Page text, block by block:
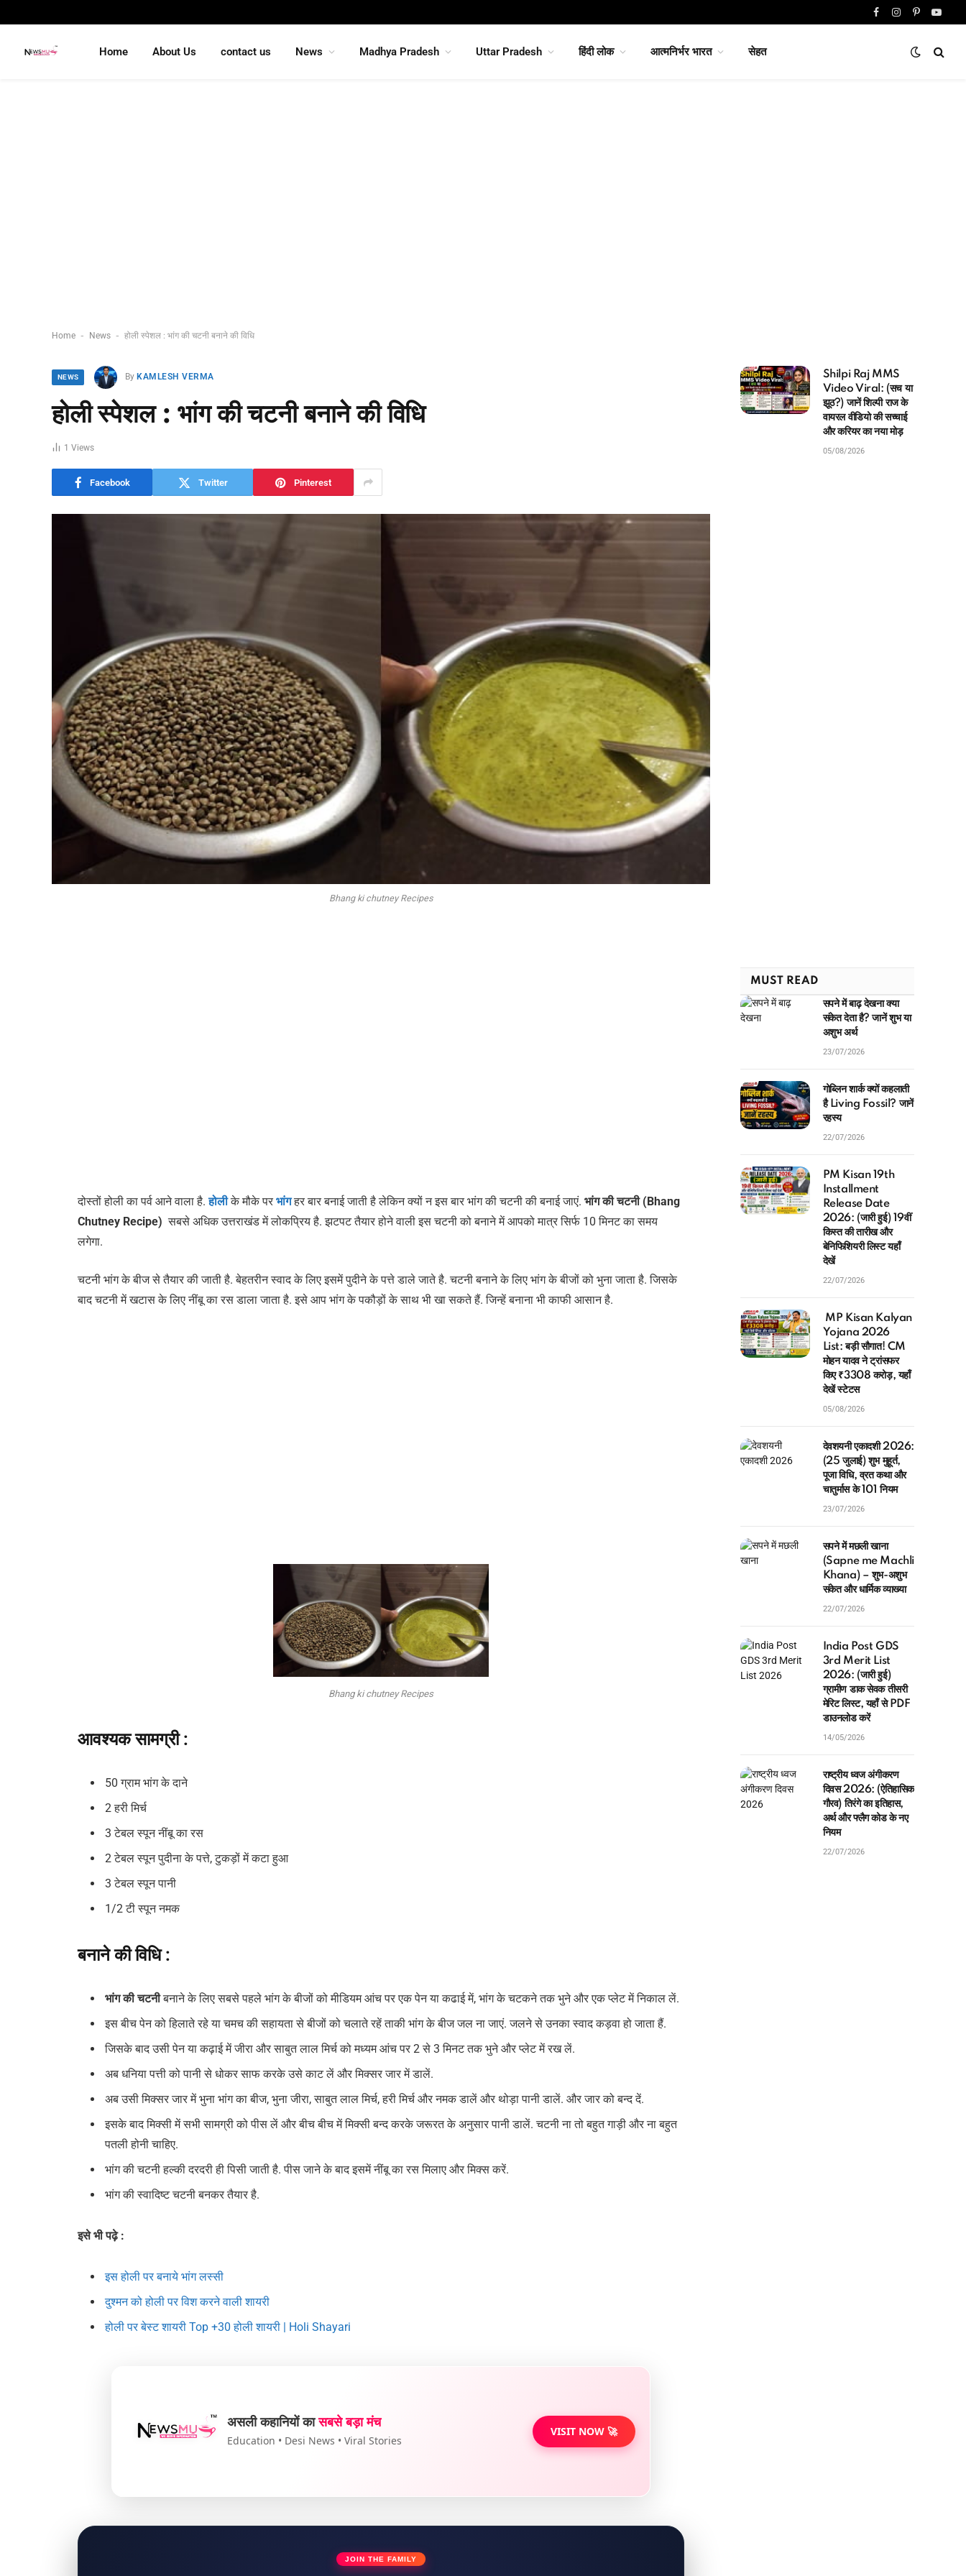
FacebookInstagram
Pinterest
Home About Us contact us News Madhya Pradesh Uttar Pradesh हिंदी लोक आत्मनिर्भर भारत सेहत
Home - News - होली स्पेशल : भांग की चटनी बनाने की विधि
NEWS By KAMLESH VERMA
होली स्पेशल : भांग की चटनी बनाने की विधि
1 Views
Facebook Twitter Pinterest
Bhang ki chutney Recipes
दोस्तों होली का पर्व आने वाला है.होलीके मौके परभांगहर बार बनाई जाती है लेकिन क्यों न इस बार भांग की चटनी की बनाई जाएं.भांग की चटनी (Bhang
Chutney Recipe) सबसे अधिक उत्तराखंड में लोकप्रिय है. झटपट तैयार होने वाली इस चटनी को बनाने में आपको मात्र सिर्फ 10 मिनट का समय
लगेगा.
चटनी भांग के बीज से तैयार की जाती है. बेहतरीन स्वाद के लिए इसमें पुदीने के पत्ते डाले जाते है. चटनी बनाने के लिए भांग के बीजों को भुना जाता है. जिसके
बाद चटनी में खटास के लिए नींबू का रस डाला जाता है. इसे आप भांग के पकौड़ों के साथ भी खा सकते हैं. जिन्हें बनाना भी काफी आसान है.
Bhang ki chutney Recipes
आवश्यक सामग्री :
50 ग्राम भांग के दाने
2 हरी मिर्च
3 टेबल स्पून नींबू का रस
2 टेबल स्पून पुदीना के पत्ते, टुकड़ों में कटा हुआ
3 टेबल स्पून पानी
1/2 टी स्पून नमक
बनाने की वि​धि :
भांग की चटनीबनाने के लिए सबसे पहले भांग के बीजों को मीडियम आंच पर एक पेन या कढाई में, भांग के चटकने तक भुने और एक प्लेट में निकाल लें.
इस बीच पेन को हिलाते रहे या चमच की सहायता से बीजों को चलाते रहें ताकी भांग के बीज जल ना जाएं. जलने से उनका स्वाद कड़वा हो जाता हैं.
जिसके बाद उसी पेन या कढ़ाई में जीरा और साबुत लाल मिर्च को मध्यम आंच पर 2 से 3 मिनट तक भुने और प्लेट में रख लें.
अब धनिया पत्ती को पानी से धोकर साफ करके उसे काट लें और मिक्सर जार में डालें.
अब उसी मिक्सर जार में भुना भांग का बीज, भुना जीरा, साबुत लाल मिर्च, हरी मिर्च और नमक डालें और थोड़ा पानी डालें. और जार को बन्द दें.
इसके बाद मिक्सी में सभी सामग्री को पीस लें और बीच बीच में मिक्सी बन्द करके जरूरत के अनुसार पानी डालें. चटनी ना तो बहुत गाड़ी और ना बहुत
पतली होनी चाहिए.
भांग की चटनी हल्की दरदरी ही पिसी जाती है. पीस जाने के बाद इसमें नींबू का रस मिलाए और मिक्स करें.
भांग की स्वादिष्ट चटनी बनकर तैयार है.
इसे भी पढ़े :
इस होली पर बनाये भांग लस्सी
दुश्मन को होली पर विश करने वाली शायरी
होली पर बेस्ट शायरी Top +30 होली शायरी | Holi Shayari
असली कहानियों कासबसे बड़ा मंच
Education • Desi News • Viral Stories
VISIT NOW 🚀
JOIN THE FAMILY
Shilpi Raj MMS
Video Viral: (सच या
झूठ?) जानें शिल्पी राज के
वायरल वीडियो की सच्चाई
और करियर का नया मोड़
05/08/2026
MUST READ
सपने में बाढ़ देखना क्या
संकेत देता है? जानें शुभ या
अशुभ अर्थ
23/07/2026
गोब्लिन शार्क क्यों कहलाती
है Living Fossil? जानें
रहस्य
22/07/2026
PM Kisan 19th
Installment
Release Date
2026: (जारी हुई) 19वीं
किस्त की तारीख और
बेनिफिशियरी लिस्ट यहाँ
देखें
22/07/2026
MP Kisan Kalyan
Yojana 2026
List: बड़ी सौगात! CM
मोहन यादव ने ट्रांसफर
किए ₹3308 करोड़, यहाँ
देखें स्टेटस
05/08/2026
देवशयनी एकादशी 2026:
(25 जुलाई) शुभ मुहूर्त,
पूजा विधि, व्रत कथा और
चातुर्मास के 101 नियम
23/07/2026
सपने में मछली खाना
(Sapne me Machli
Khana) – शुभ-अशुभ
संकेत और धार्मिक व्याख्या
22/07/2026
India Post GDS
3rd Merit List
2026: (जारी हुई)
ग्रामीण डाक सेवक तीसरी
मेरिट लिस्ट, यहाँ से PDF
डाउनलोड करें
14/05/2026
राष्ट्रीय ध्वज अंगीकरण
दिवस 2026: (ऐतिहासिक
गौरव) तिरंगे का इतिहास,
अर्थ और फ्लैग कोड के नए
नियम
22/07/2026